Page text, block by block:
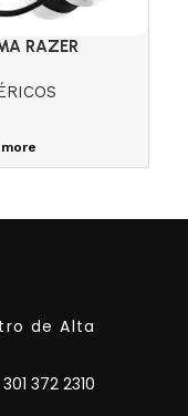
RAZER
de Alta
301 372 2310